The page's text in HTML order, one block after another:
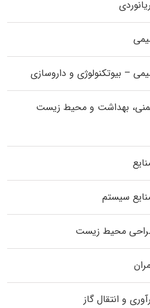
– بیوتکنولوژی و داروسازی
بهداشت و محیط زیست
سیستم
محیط زیست
و انتقال گاز